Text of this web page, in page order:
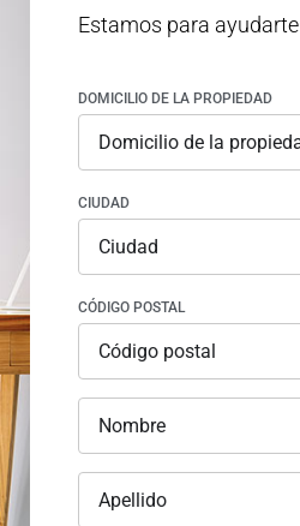
Estamos para ayudarte
DOMICILIO DE LA PROPIEDAD
CIUDAD
CÓDIGO POSTAL